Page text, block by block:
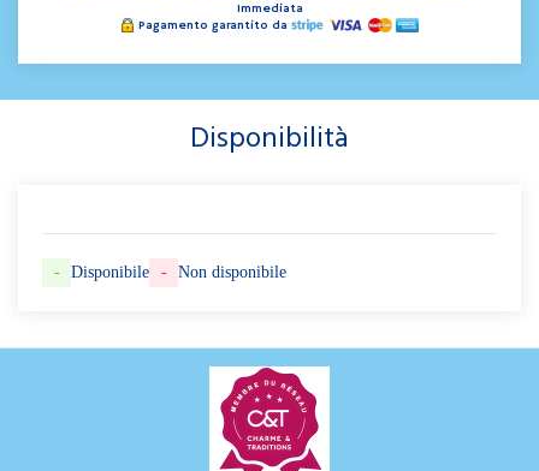
Immediata
Pagamento garantito da
Disponibilità
- Disponibile - Non disponibile